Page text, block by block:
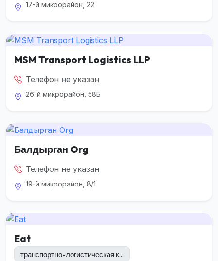
17-й микрорайон, 22
MSM Transport Logistics LLP
Телефон не указан
26-й микрорайон, 58Б
Балдырган Org
Телефон не указан
19-й микрорайон, 8/1
Eat
транспортно-логистическая к...